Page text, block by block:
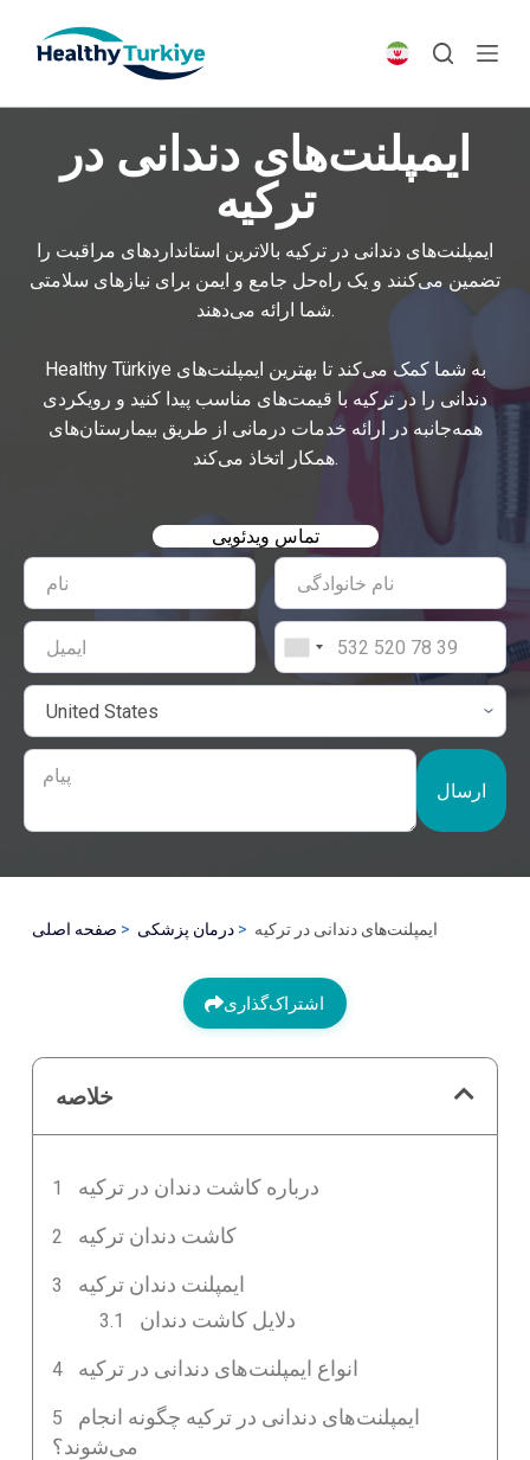
p
ایمپلنت‌های دندانی در
ترکیه
ایمپلنت‌های دندانی در ترکیه بالاترین استانداردهای مراقبت را
تضمین می‌کنند و یک راه‌حل جامع و ایمن برای نیازهای سلامتی
شما ارائه می‌دهند.
Healthy Türkiye به شما کمک می‌کند تا بهترین ایمپلنت‌های
دندانی را در ترکیه با قیمت‌های مناسب پیدا کنید و رویکردی
همه‌جانبه در ارائه خدمات درمانی از طریق بیمارستان‌های
همکار اتخاذ می‌کند.
تماس ویدئویی
ارسال
صفحه اصلی درمان پزشکی ایمپلنت‌های دندانی در ترکیه
اشتراک‌گذاری
خلاصه
درباره کاشت دندان در ترکیه
کاشت دندان ترکیه
ایمپلنت دندان ترکیه
دلایل کاشت دندان
انواع ایمپلنت‌های دندانی در ترکیه
ایمپلنت‌های دندانی در ترکیه چگونه انجام
می‌شوند؟